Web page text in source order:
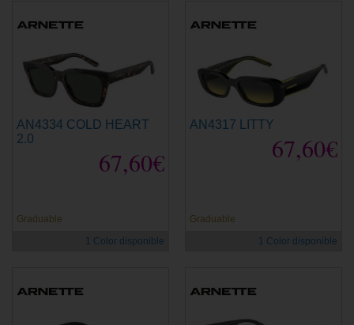
AN4334 COLD HEART
2.0
67,60€
Graduable
1 Color disponible
AN4317 LITTY
67,60€
Graduable
1 Color disponible